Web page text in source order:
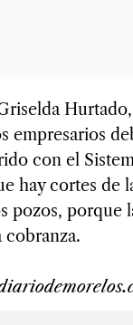
empresarios
con el
hay cortes de
pozos, porque
cobranza.